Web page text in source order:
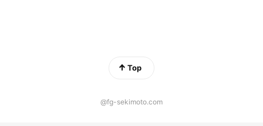
Top
@fg-sekimoto.com